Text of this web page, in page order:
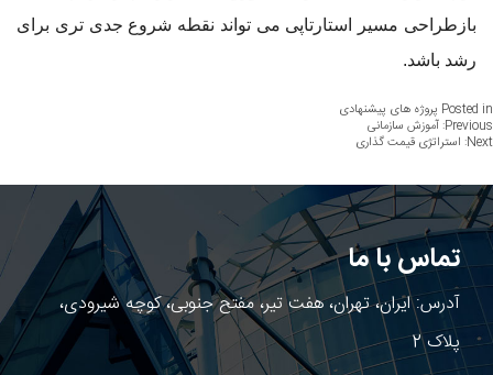
بازطراحی مسیر استارتاپی می تواند نقطه شروع جدی تری برای
رشد باشد.
Posted in پروژه های پیشنهادیراهبری
نوشته
Previous: آموزش سازمانی
Next: استراتژی قیمت گذاری
تماس با ما
آدرس: ایران، تهران، هفت تیر، مفتح جنوبی، کوچه شیرودی،
پلاک 2